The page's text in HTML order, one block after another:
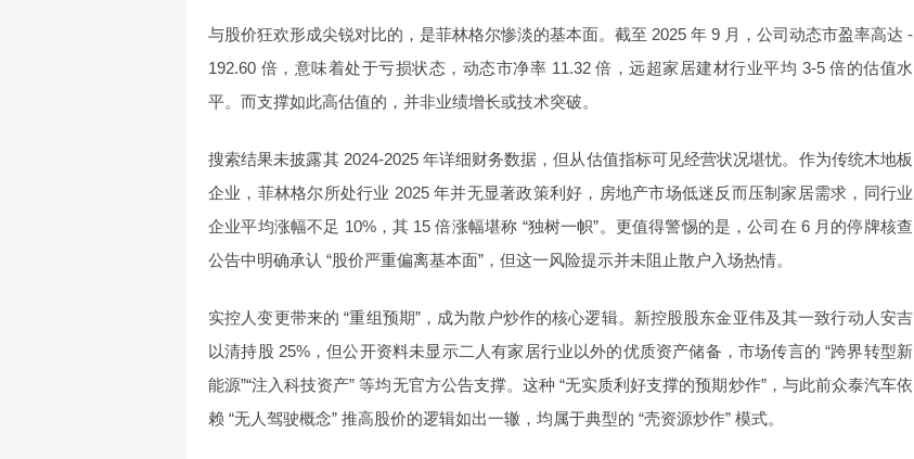
与股价狂欢形成尖锐对比的，是菲林格尔惨淡的基本面。截至 2025 年 9 月，公司动态市盈率高达 -
192.60 倍，意味着处于亏损状态，动态市净率 11.32 倍，远超家居建材行业平均 3-5 倍的估值水
平。而支撑如此高估值的，并非业绩增长或技术突破。
搜索结果未披露其 2024-2025 年详细财务数据，但从估值指标可见经营状况堪忧。作为传统木地板
企业，菲林格尔所处行业 2025 年并无显著政策利好，房地产市场低迷反而压制家居需求，同行业
企业平均涨幅不足 10%，其 15 倍涨幅堪称 “独树一帜”。更值得警惕的是，公司在 6 月的停牌核查
公告中明确承认 “股价严重偏离基本面”，但这一风险提示并未阻止散户入场热情。
实控人变更带来的 “重组预期”，成为散户炒作的核心逻辑。新控股股东金亚伟及其一致行动人安吉
以清持股 25%，但公开资料未显示二人有家居行业以外的优质资产储备，市场传言的 “跨界转型新
能源”“注入科技资产” 等均无官方公告支撑。这种 “无实质利好支撑的预期炒作”，与此前众泰汽车依
赖 “无人驾驶概念” 推高股价的逻辑如出一辙，均属于典型的 “壳资源炒作” 模式。